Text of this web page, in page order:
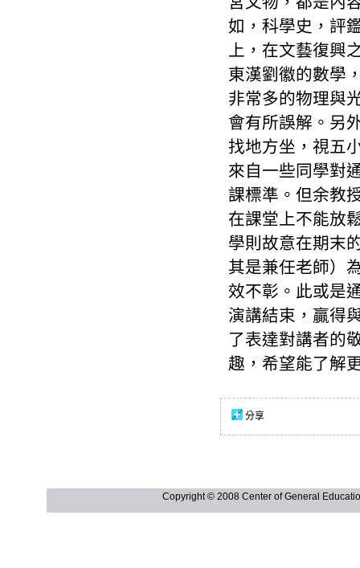
如，科學史，評
上，在文藝復興
東漢劉徽的數學
非常多的物理與
會有所誤解。另
找地方坐，視五
來自一些同學對
課標準。但余教
在課堂上不能放
學則故意在期末
其是兼任老師）
效不彰。此或是
演講結束，贏得
了表達對講者的
趣，希望能了解
分享
Copyright © 2008 Center of General